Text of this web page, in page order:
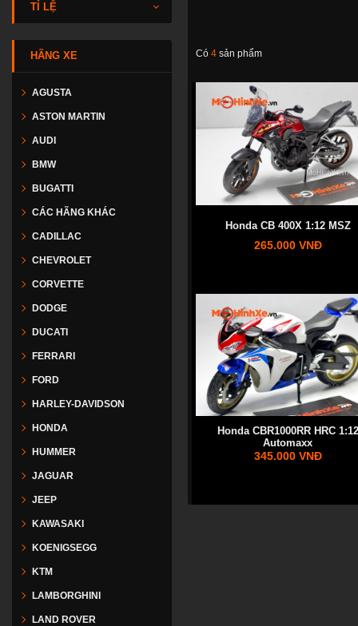
TỈ LỆ
HÃNG XE
AGUSTA
ASTON MARTIN
AUDI
BMW
BUGATTI
CÁC HÃNG KHÁC
CADILLAC
CHEVROLET
CORVETTE
DODGE
DUCATI
FERRARI
FORD
HARLEY-DAVIDSON
HONDA
HUMMER
JAGUAR
JEEP
KAWASAKI
KOENIGSEGG
KTM
LAMBORGHINI
LAND ROVER
Có 4 sản phẩm
Honda CB 400X 1:12 MSZ
265.000 VNĐ
Honda CBR1000RR HRC 1:12
Automaxx
345.000 VNĐ